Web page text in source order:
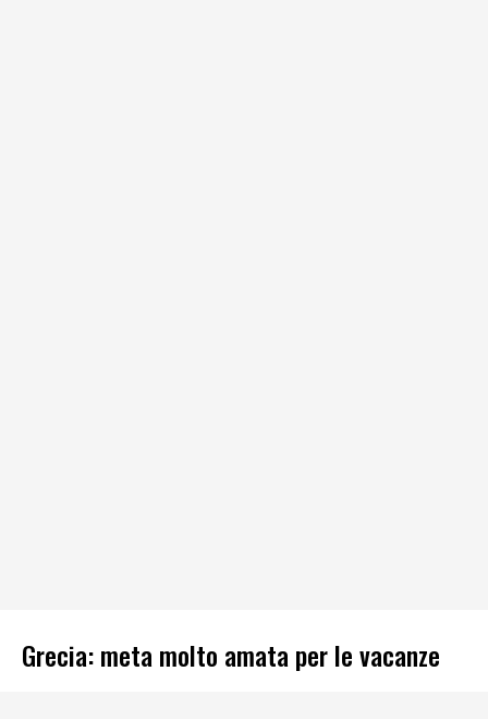
Grecia: meta molto amata per le vacanze